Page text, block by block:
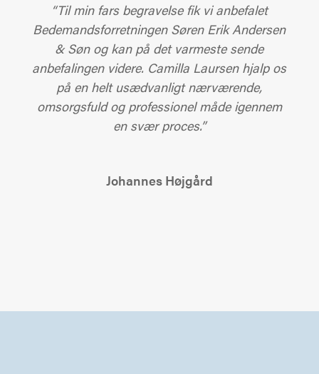
“Til min fars begravelse fik vi anbefalet
Bedemandsforretningen Søren Erik Andersen
& Søn og kan på det varmeste sende
anbefalingen videre. Camilla Laursen hjalp os
på en helt usædvanligt nærværende,
omsorgsfuld og professionel måde igennem
en svær proces.”
Johannes Højgård